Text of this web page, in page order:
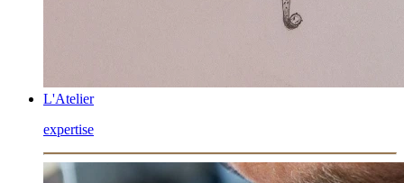
L'Atelier
expertise